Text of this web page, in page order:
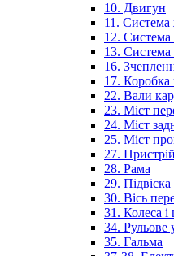
10. Двигун
11.
12. Система
13.
16.
17. Коробка
22. Вали
23. Міст
24. Міст
25. Міст
27.
28. Рама
29. Підвіска
30. Вісь
31. Колеса
34. Рульове
35. Гальма